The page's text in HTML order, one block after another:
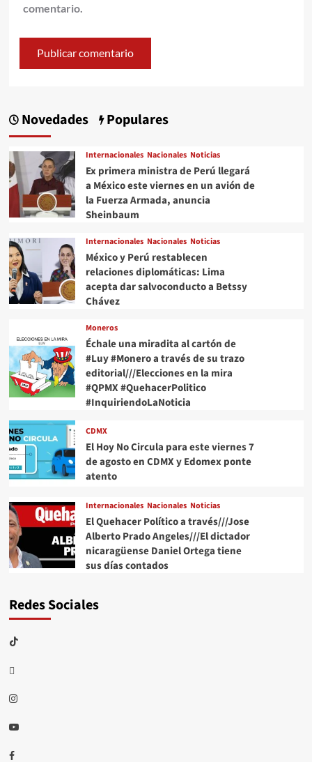
comentario.
Novedades Populares
Internacionales Nacionales Noticias
Ex primera ministra de Perú llegará
a México este viernes en un avión de
la Fuerza Armada, anuncia
Sheinbaum
Internacionales Nacionales Noticias
México y Perú restablecen
relaciones diplomáticas: Lima
acepta dar salvoconducto a Betssy
Chávez
Moneros
Échale una miradita al cartón de
#Luy #Monero a través de su trazo
editorial///Elecciones en la mira
#QPMX #QuehacerPolitico
#InquiriendoLaNoticia
CDMX
El Hoy No Circula para este viernes 7
de agosto en CDMX y Edomex ponte
atento
Internacionales Nacionales Noticias
El Quehacer Político a través///Jose
Alberto Prado Angeles///El dictador
nicaragüense Daniel Ortega tiene
sus días contados
Redes Sociales
TikTok
threads
Instagram
Youtube
Facebook